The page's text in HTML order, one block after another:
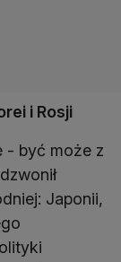
i Rosji
- być może z
Japonii,